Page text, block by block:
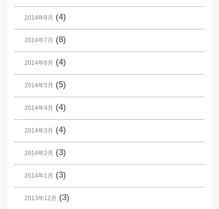
2014年8月 (4)
2014年7月 (8)
2014年6月 (4)
2014年5月 (5)
2014年4月 (4)
2014年3月 (4)
2014年2月 (3)
2014年1月 (3)
2013年12月 (3)